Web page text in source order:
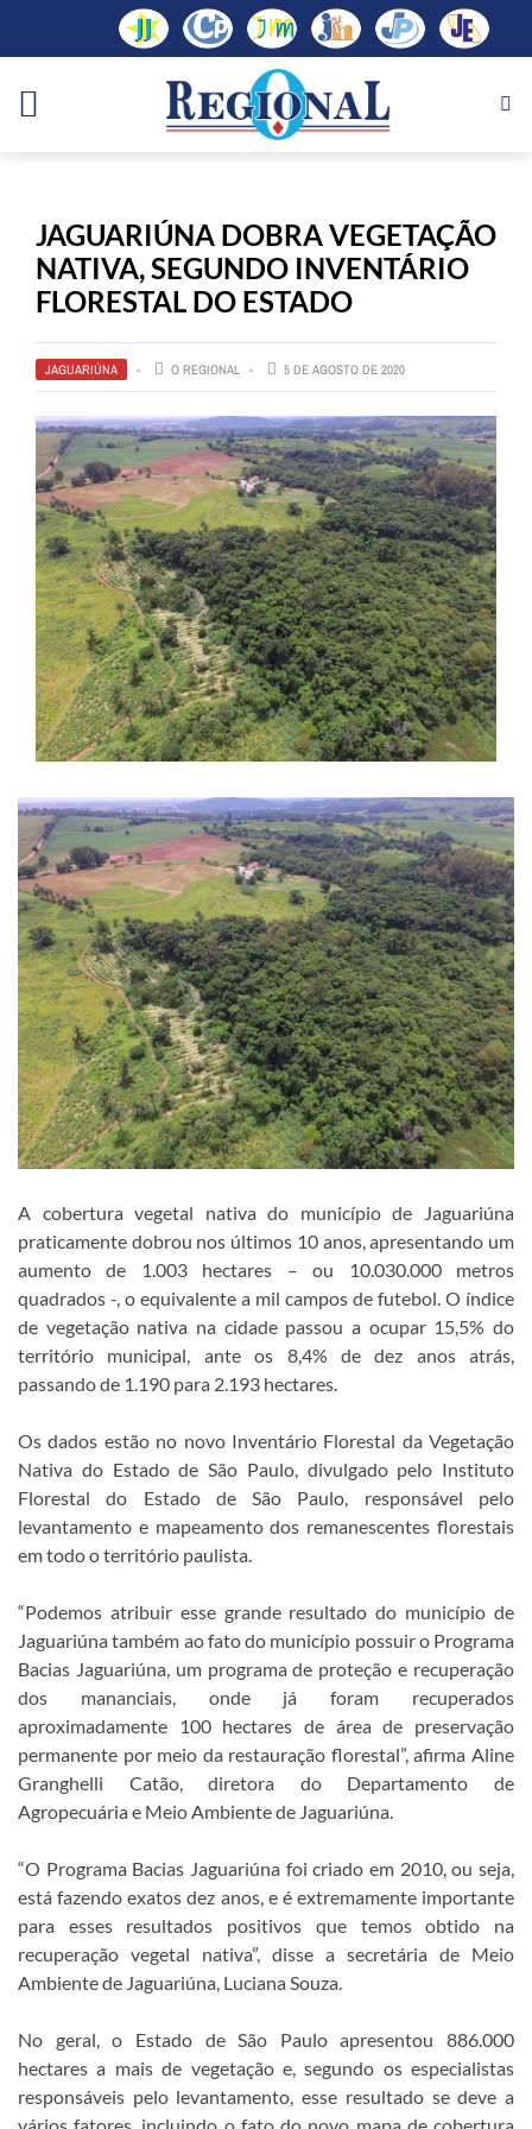
JAGUARIÚNA DOBRA VEGETAÇÃO
NATIVA, SEGUNDO INVENTÁRIO
FLORESTAL DO ESTADO
JAGUARIÚNA O REGIONAL 5 DE AGOSTO DE 2020
A cobertura vegetal nativa do município de Jaguariúna
praticamente dobrou nos últimos 10 anos, apresentando um
aumento de 1.003 hectares – ou 10.030.000 metros
quadrados -, o equivalente a mil campos de futebol. O índice
de vegetação nativa na cidade passou a ocupar 15,5% do
território municipal, ante os 8,4% de dez anos atrás,
passando de 1.190 para 2.193 hectares.
Os dados estão no novo Inventário Florestal da Vegetação
Nativa do Estado de São Paulo, divulgado pelo Instituto
Florestal do Estado de São Paulo, responsável pelo
levantamento e mapeamento dos remanescentes florestais
em todo o território paulista.
“Podemos atribuir esse grande resultado do município de
Jaguariúna também ao fato do município possuir o Programa
Bacias Jaguariúna, um programa de proteção e recuperação
dos mananciais, onde já foram recuperados
aproximadamente 100 hectares de área de preservação
permanente por meio da restauração florestal”, afirma Aline
Granghelli Catão, diretora do Departamento de
Agropecuária e Meio Ambiente de Jaguariúna.
“O Programa Bacias Jaguariúna foi criado em 2010, ou seja,
está fazendo exatos dez anos, e é extremamente importante
para esses resultados positivos que temos obtido na
recuperação vegetal nativa”, disse a secretária de Meio
Ambiente de Jaguariúna, Luciana Souza.
No geral, o Estado de São Paulo apresentou 886.000
hectares a mais de vegetação e, segundo os especialistas
responsáveis pelo levantamento, esse resultado se deve a